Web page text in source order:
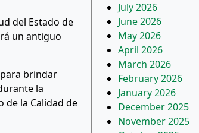
del Estado de
un antiguo
brindar
la
de la Calidad de
July 2026
June 2026
May 2026
April 2026
March 2026
February 2026
January 2026
December 2025
November 2025